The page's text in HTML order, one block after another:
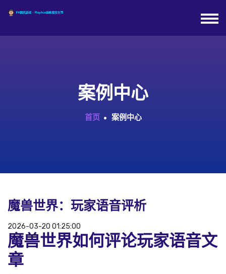
案例中心
首页 案例中心
魔兽世界：玩家语音评析
2026-03-20 01:25:00
魔兽世界如何评论玩家语音文
章